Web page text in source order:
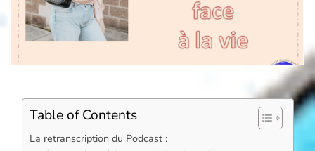
Table of Contents
La retranscription du Podcast :